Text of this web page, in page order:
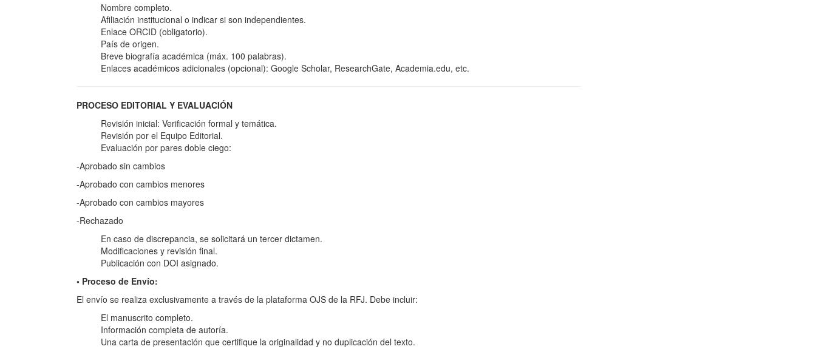
Nombre completo.
Afiliación institucional o indicar si son independientes.
Enlace ORCID (obligatorio).
País de origen.
Breve biografía académica (máx. 100 palabras).
Enlaces académicos adicionales (opcional): Google Scholar, ResearchGate, Academia.edu, etc.
PROCESO EDITORIAL Y EVALUACIÓN
Revisión inicial: Verificación formal y temática.
Revisión por el Equipo Editorial.
Evaluación por pares doble ciego:
-Aprobado sin cambios
-Aprobado con cambios menores
-Aprobado con cambios mayores
-Rechazado
En caso de discrepancia, se solicitará un tercer dictamen.
Modificaciones y revisión final.
Publicación con DOI asignado.
• Proceso de Envío:
El envío se realiza exclusivamente a través de la plataforma OJS de la RFJ. Debe incluir:
El manuscrito completo.
Información completa de autoría.
Una carta de presentación que certifique la originalidad y no duplicación del texto.